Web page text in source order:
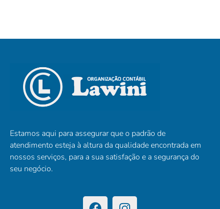
Estamos aqui para assegurar que o padrão de
atendimento esteja à altura da qualidade encontrada em
nossos serviços, para a sua satisfação e a segurança do
seu negócio.